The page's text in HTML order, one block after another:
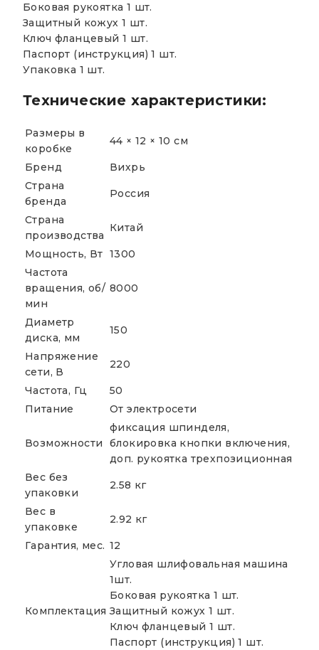
Боковая рукоятка 1 шт.
Защитный кожух 1 шт.
Ключ фланцевый 1 шт.
Паспорт (инструкция) 1 шт.
Упаковка 1 шт.
Технические характеристики:
Размеры в
коробке
44 × 12 × 10 см
Бренд
Вихрь
Страна
бренда
Россия
Страна
производства
Китай
Мощность, Вт 1300
Частота
вращения, об/
мин
8000
Диаметр
диска, мм
150
Напряжение
сети, В
220
Частота, Гц
50
Питание
От электросети
Возможности
фиксация шпинделя,
блокировка кнопки включения,
доп. рукоятка трехпозиционная
Вес без
упаковки
2.58 кг
Вес в
упаковке
2.92 кг
Гарантия, мес. 12
Комплектация
Угловая шлифовальная машина
1шт.
Боковая рукоятка 1 шт.
Защитный кожух 1 шт.
Ключ фланцевый 1 шт.
Паспорт (инструкция) 1 шт.